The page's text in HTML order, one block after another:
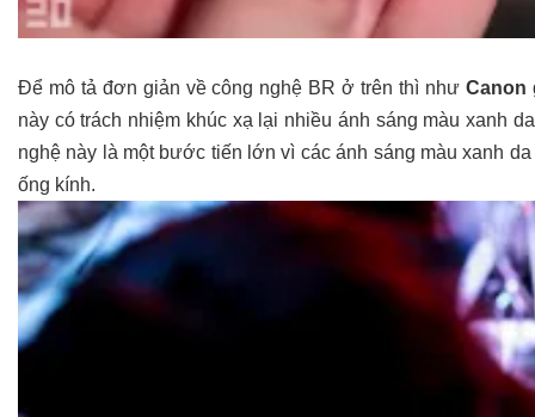
Để mô tả đơn giản về công nghệ BR ở trên thì như Canon
này có trách nhiệm khúc xạ lại nhiều ánh sáng màu xanh
nghệ này là một bước tiến lớn vì các ánh sáng màu xanh
ống kính.